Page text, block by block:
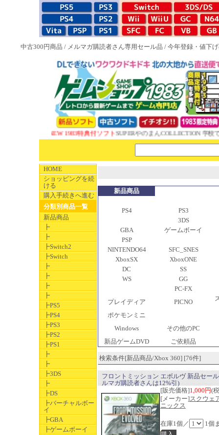
中古300円商品 / メルマガ購読者さん専用セール品 / 今年登録・値下
NEW 1983特典付ソフトSUPERやのまんCOLLECTION 学校であっ
HOME
ショッピングを続
ける
購入手続きへ進む
分類別商品一覧
新品商品
┣
┣
┣Switch2
┣Switch
┣
┣
┣
┣
┣PS5
┣PS4
┣PS3
┣PS2
┣PS1
┣
┣
┣3DS
┣
┣DS
┣バーチャルボー
イ
┣GBA
┣ゲームボーイ
新品商品
PS4
PS3
3DS
GBA
ゲームボーイ
PSP
NINTENDO64
SFC_SNES
XboxSX
XboxONE
DC
SS
WS
GG
PC-FX
プレイディア
PICNO
ポケモンミニ
Windows
その他のPC
新品ゲームDVD
ご依頼品
検索条件[新品商品/Xbox 360] [76件]
フロントミッション エボルヴ 新品セー
ルマガ購読者さんは12%引)
[販売価格]1,000円(
[メーカー]スクウェ
ニックス
在庫1個／ 1個